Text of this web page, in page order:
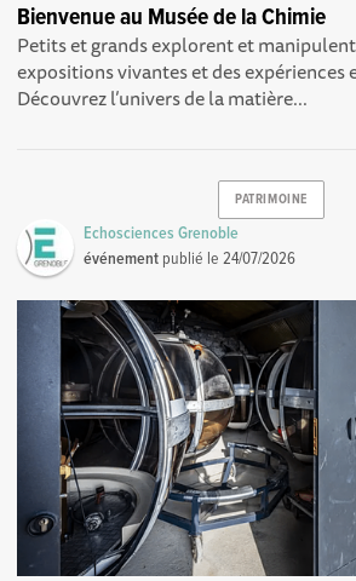
Bienvenue au Musée de la Chimie
Petits et grands explorent et
expositions vivantes et des expériences
Découvrez l’univers de la matière...
PATRIMOINE
Echosciences Grenoble
événement publié le24/07/2026